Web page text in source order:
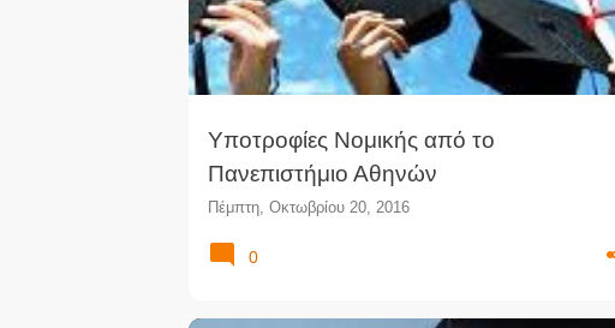
Υποτροφίες Νομικής από το
Πανεπιστήμιο Αθηνών
Πέμπτη, Οκτωβρίου 20, 2016
0